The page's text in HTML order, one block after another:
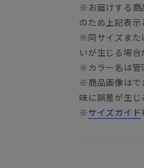
※お届けする商
のため上記表示
※同サイズまた
いが生じる場合
※カラー名は管
※商品画像はで
味に誤差が生じ
※ サイズガイド